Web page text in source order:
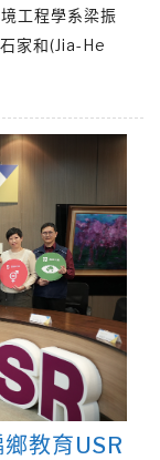
工程學系梁振
家和(Jia-He
教育USR